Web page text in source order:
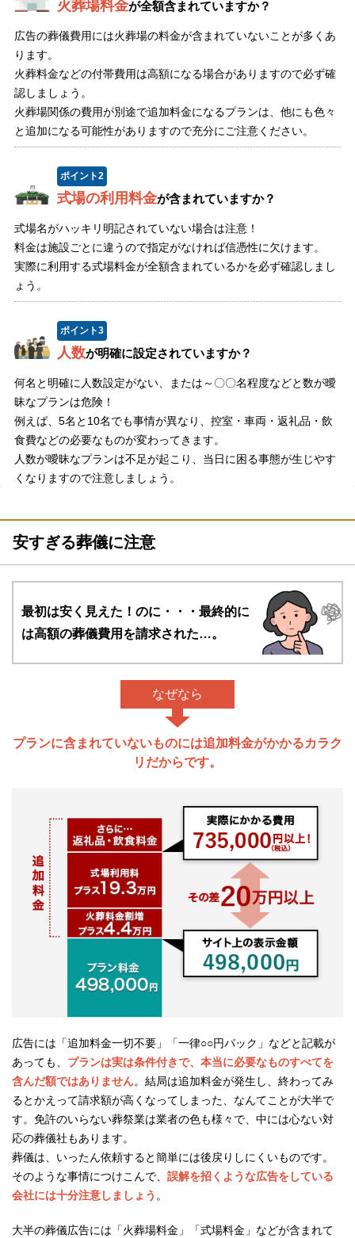
火葬場料金が全額含まれていますか？
広告の葬儀費用には火葬場の料金が含まれていないことが多くあ
ります。
火葬料金などの付帯費用は高額になる場合がありますので必ず確
認しましょう。
火葬場関係の費用が別途で追加料金になるプランは、他にも色々
と追加になる可能性がありますので充分にご注意ください。
ポイント2
式場の利用料金が含まれていますか？
式場名がハッキリ明記されていない場合は注意！
料金は施設ごとに違うので指定がなければ信憑性に欠けます。
実際に利用する式場料金が全額含まれているかを必ず確認しまし
ょう。
ポイント3
人数が明確に設定されていますか？
何名と明確に人数設定がない、または～〇〇名程度などと数が曖
昧なプランは危険！
例えば、5名と10名でも事情が異なり、控室・車両・返礼品・飲
食費などの必要なものが変わってきます。
人数が曖昧なプランは不足が起こり、当日に困る事態が生じやす
くなりますので注意しましょう。
安すぎる葬儀に注意
最初は安く見えた！のに・・・ 最終的に
は高額の葬儀費用を請求された…。
なぜなら
プランに含まれていないものには追加料金がかかるカラク
リだからです。
広告には「追加料金一切不要」「一律○○円パック」などと記載が
あっても、 プランは実は条件付きで、本当に必要なものすべてを
含んだ額ではありません。結局は追加料金が発生し、終わってみ
るとかえって請求額が高くなってしまった、なんてことが大半で
す。免許のいらない葬祭業は業者の色も様々で、中には心ない対
応の葬儀社もあります。
葬儀は、いったん依頼すると簡単には後戻りしにくいものです。
そのような事情につけこんで、 誤解を招くような広告をしている
会社には十分注意しましょう 。
大半の葬儀広告には「火葬場料金」「式場料金」などが含まれて